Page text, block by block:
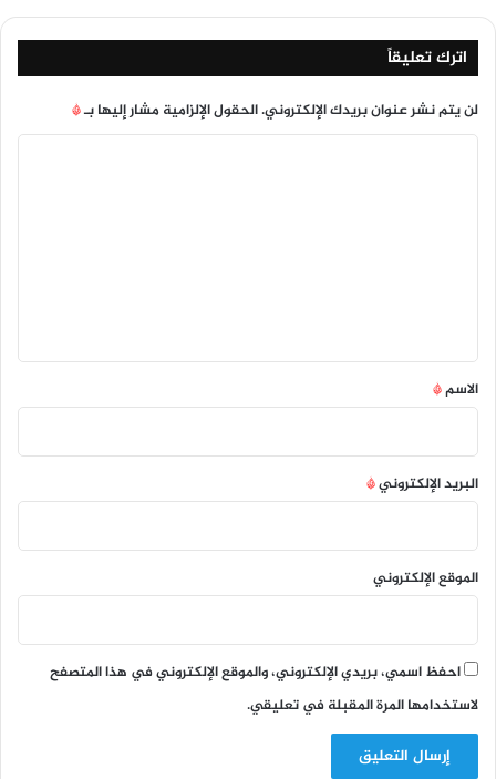
اترك تعليقاً
لن يتم نشر عنوان بريدك الإلكتروني.الحقول الإلزامية مشار إليها بـ*
*
الاسم*
البريد الإلكتروني*
الموقع الإلكتروني
احفظ اسمي، بريدي الإلكتروني، والموقع الإلكتروني في هذا المتصفح
لاستخدامها المرة المقبلة في تعليقي.